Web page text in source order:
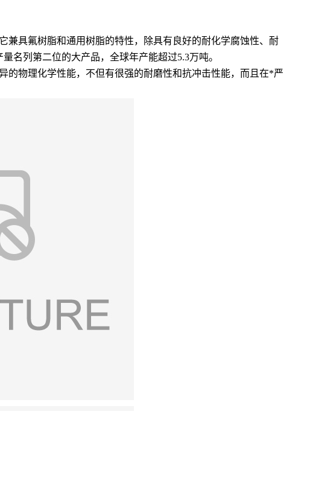
兼具氟树脂和通用树脂的特性，除具有良好的耐化学腐蚀性、耐
名列第二位的大产品，全球年产能超过5.3万吨。
的物理化学性能，不但有很强的耐磨性和抗冲击性能，而且在*严